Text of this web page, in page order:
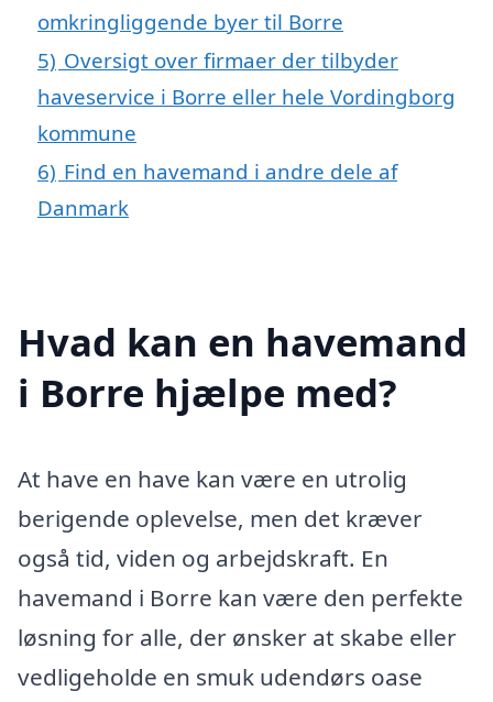
omkringliggende byer til Borre
5) Oversigt over firmaer der tilbyder
haveservice i Borre eller hele Vordingborg
kommune
6) Find en havemand i andre dele af
Danmark
Hvad kan en havemand
i Borre hjælpe med?
At have en have kan være en utrolig
berigende oplevelse, men det kræver
også tid, viden og arbejdskraft. En
havemand i Borre kan være den perfekte
løsning for alle, der ønsker at skabe eller
vedligeholde en smuk udendørs oase